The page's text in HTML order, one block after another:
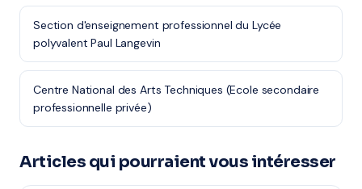
Section d'enseignement professionnel du Lycée
polyvalent Paul Langevin
Centre National des Arts Techniques (Ecole secondaire
professionnelle privée)
Articles qui pourraient vous intéresser